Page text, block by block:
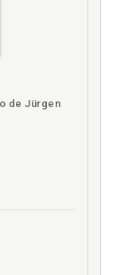
de Jürgen